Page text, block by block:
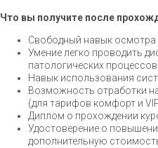
Что вы получите после
Свободный навык
Умение легко проводить
патологических процессов
Навык использования
Возможность отработки
(для тарифов комфорт и
Диплом о прохождении
Удостоверение о
дополнительную